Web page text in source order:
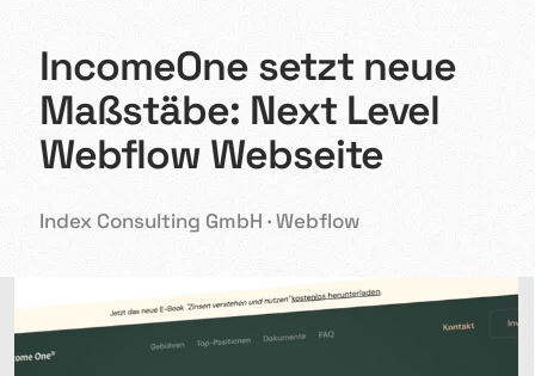
Agentur
Referenzen
Kontakt
Blog
Webflow
Webdesign
Shopify
UX/UI
Design
IncomeOne setzt neue
Maßstäbe: Next Level
Webflow Webseite
Index Consulting GmbH · Webflow